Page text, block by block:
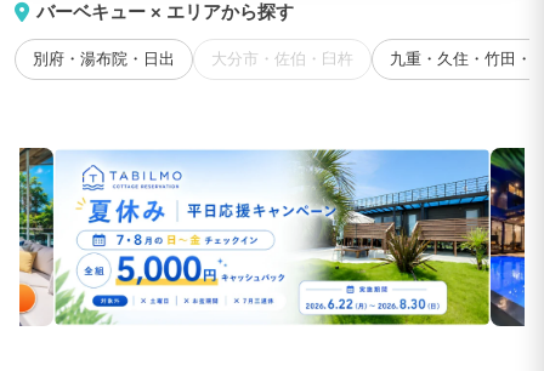
バーベキュー × エリアから探す
別府・湯布院・日出 大分市・佐伯・臼杵 九重・久住・竹田・